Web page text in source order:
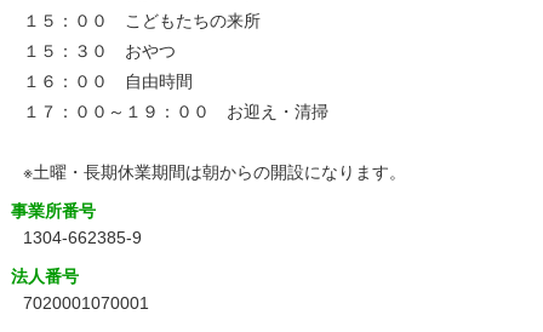
１５：００ こどもたちの来所
１５：３０ おやつ
１６：００ 自由時間
１７：００～１９：００ お迎え・清掃
※土曜・長期休業期間は朝からの開設になります。
事業所番号
1304-662385-9
法人番号
7020001070001